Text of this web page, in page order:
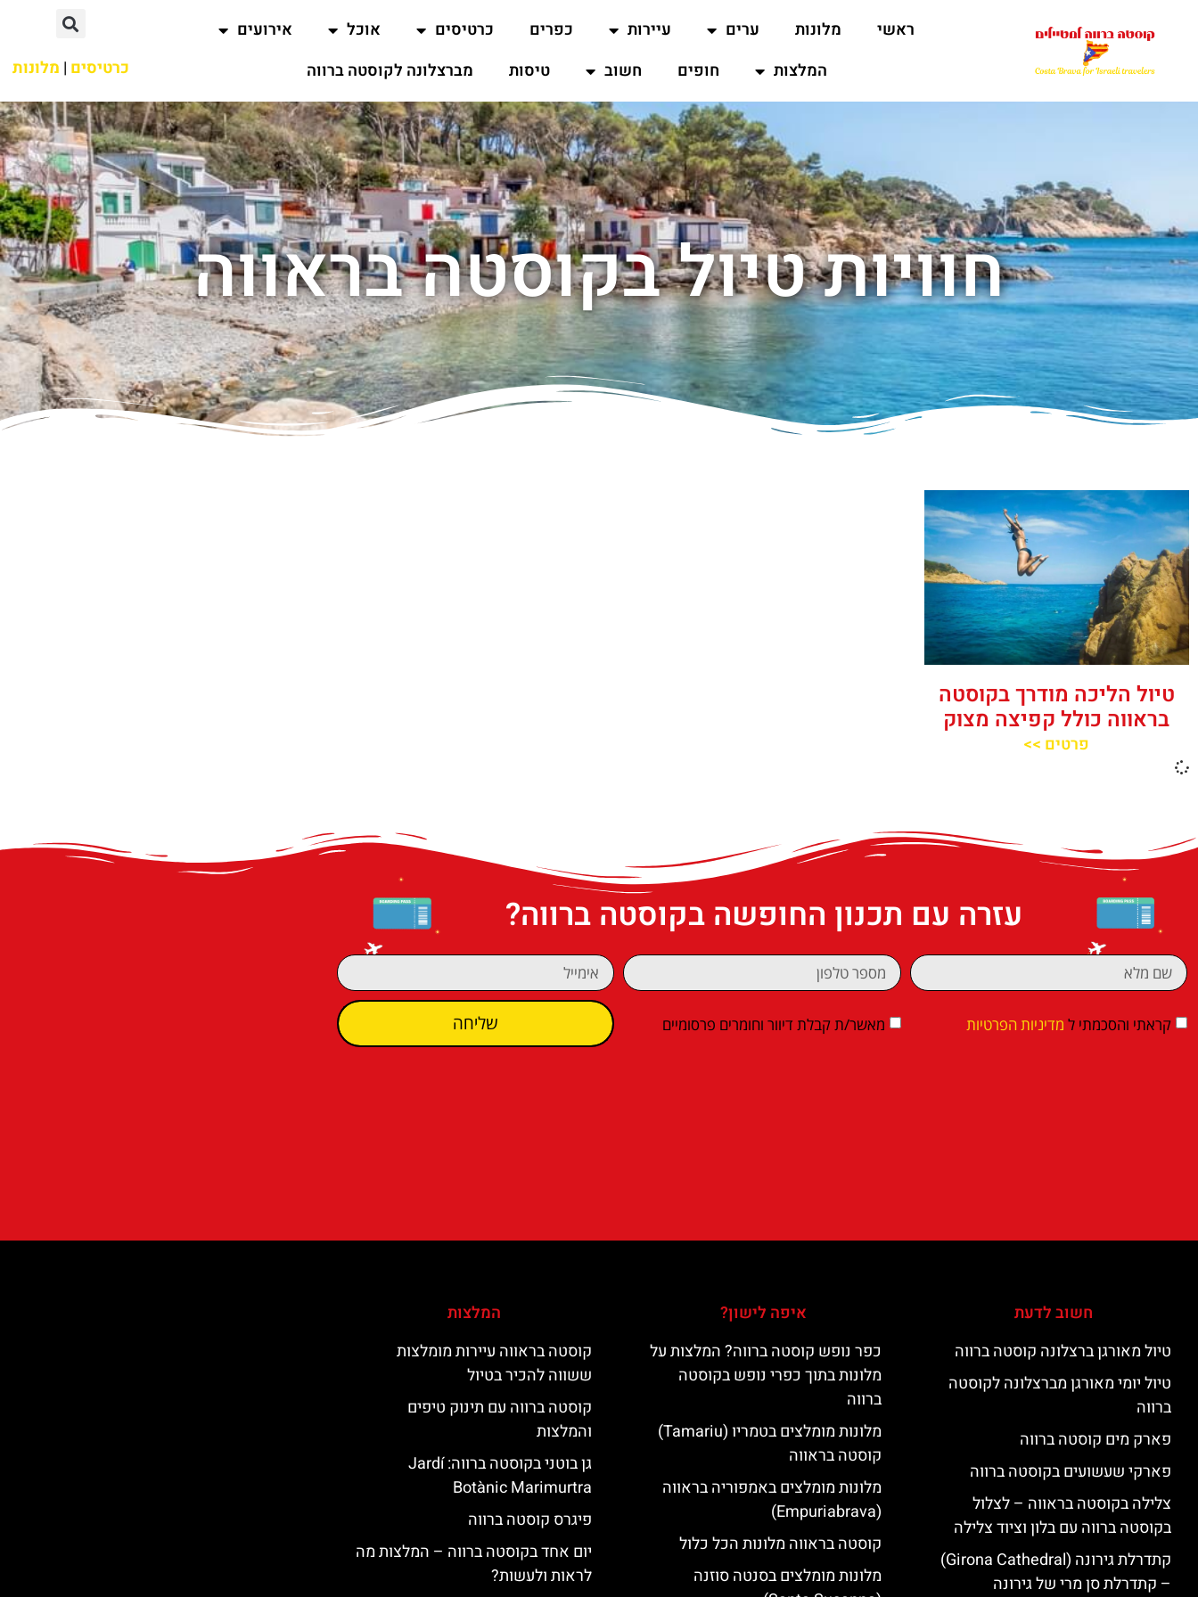
ראשי מלונות ערים עיירות כפרים כרטיסים אוכל
אירועים
המלצות
חופים חשוב טיסות מברצלונה לקוסטה ברווה כרטיסים | מלונות
חוויות טיול בקוסטה בראווה
טיול הליכה מודרך בקוסטה
בראווה כולל קפיצה מצוק
פרטים >>
עזרה עם תכנון החופשה בקוסטה ברווה?
קראתי והסכמתי ל מדיניות הפרטיות מאשר/ת קבלת דיוור וחומרים פרסומיים שליחה
חשוב לדעת
טיול מאורגן ברצלונה קוסטה ברווה
טיול יומי מאורגן מברצלונה לקוסטה
ברווה
פארק מים קוסטה ברווה
פארקי שעשועים בקוסטה ברווה
צלילה בקוסטה בראווה – לצלול
בקוסטה ברווה עם בלון וציוד צלילה
קתדרלת גירונה (Girona Cathedral)
– קתדרלת סן מרי של גירונה
איפה לישון?
כפר נופש קוסטה ברווה? המלצות על
מלונות בתוך כפרי נופש בקוסטה
ברווה
מלונות מומלצים בטמריו (Tamariu)
קוסטה בראווה
מלונות מומלצים באמפוריה בראווה
(Empuriabrava)
קוסטה בראווה מלונות הכל כלול
מלונות מומלצים בסנטה סוזנה
המלצות
קוסטה בראווה עיירות מומלצות
ששווה להכיר בטיול
קוסטה ברווה עם תינוק טיפים
והמלצות
גן בוטני בקוסטה ברווה: ‪‪Jardí
Botànic Marimurtra‬‬
פיגרס קוסטה ברווה
יום אחד בקוסטה ברווה – המלצות מה
לראות ולעשות?